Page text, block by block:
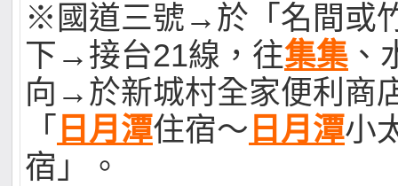
※國道三號→於「名間或
下→接台21線，往集集 、
向→於新城村全家便利商
「 日月潭住宿～ 日月潭小
宿」。